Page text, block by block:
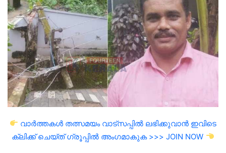
വാർത്തകൾ തത്സമയം വാട്സപ്പിൽ ലഭിക്കുവാൻ ഇവിടെ
ക്ലിക്ക് ചെയ്ത് ഗ്രൂപ്പിൽ അംഗമാകുക >>> JOIN NOW